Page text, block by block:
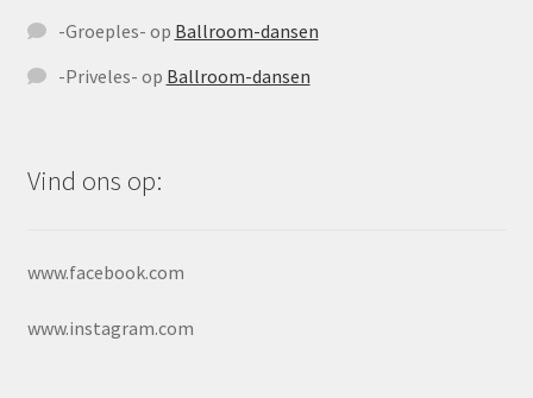
-Groeples- op Ballroom-dansen
-Priveles- op Ballroom-dansen
Vind ons op:
www.facebook.com
www.instagram.com